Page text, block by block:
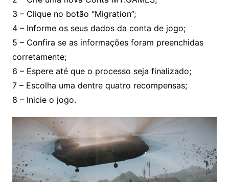
3 – Clique no botão “Migration”;
4 – Informe os seus dados da conta de jogo;
5 – Confira se as informações foram preenchidas
corretamente;
6 – Espere até que o processo seja finalizado;
7 – Escolha uma dentre quatro recompensas;
8 – Inicie o jogo.